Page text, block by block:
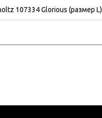
107334 Glorious (размер L)